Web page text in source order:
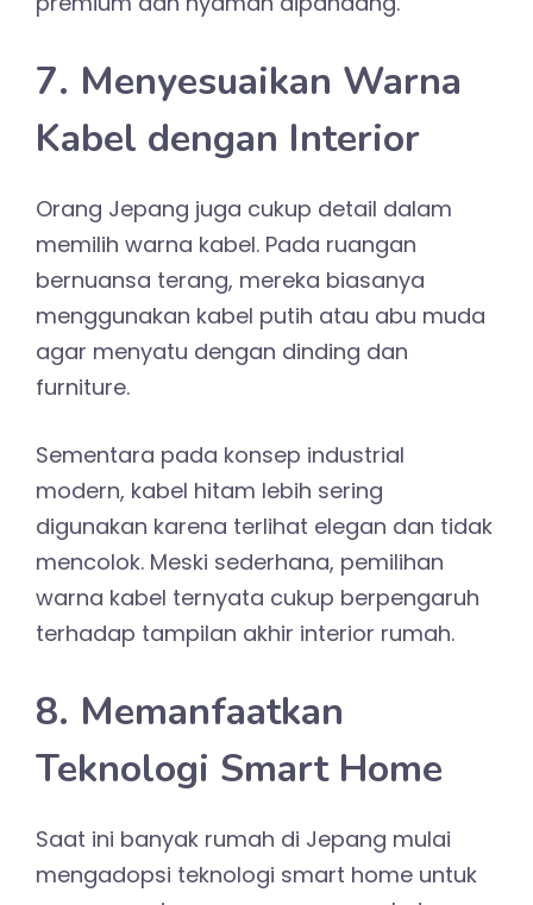
7. Menyesuaikan Warna
Kabel dengan Interior
Orang Jepang juga cukup detail dalam
memilih warna kabel. Pada ruangan
bernuansa terang, mereka biasanya
menggunakan kabel putih atau abu muda
agar menyatu dengan dinding dan
furniture.
Sementara pada konsep industrial
modern, kabel hitam lebih sering
digunakan karena terlihat elegan dan tidak
mencolok. Meski sederhana, pemilihan
warna kabel ternyata cukup berpengaruh
terhadap tampilan akhir interior rumah.
8. Memanfaatkan
Teknologi Smart Home
Saat ini banyak rumah di Jepang mulai
mengadopsi teknologi smart home untuk